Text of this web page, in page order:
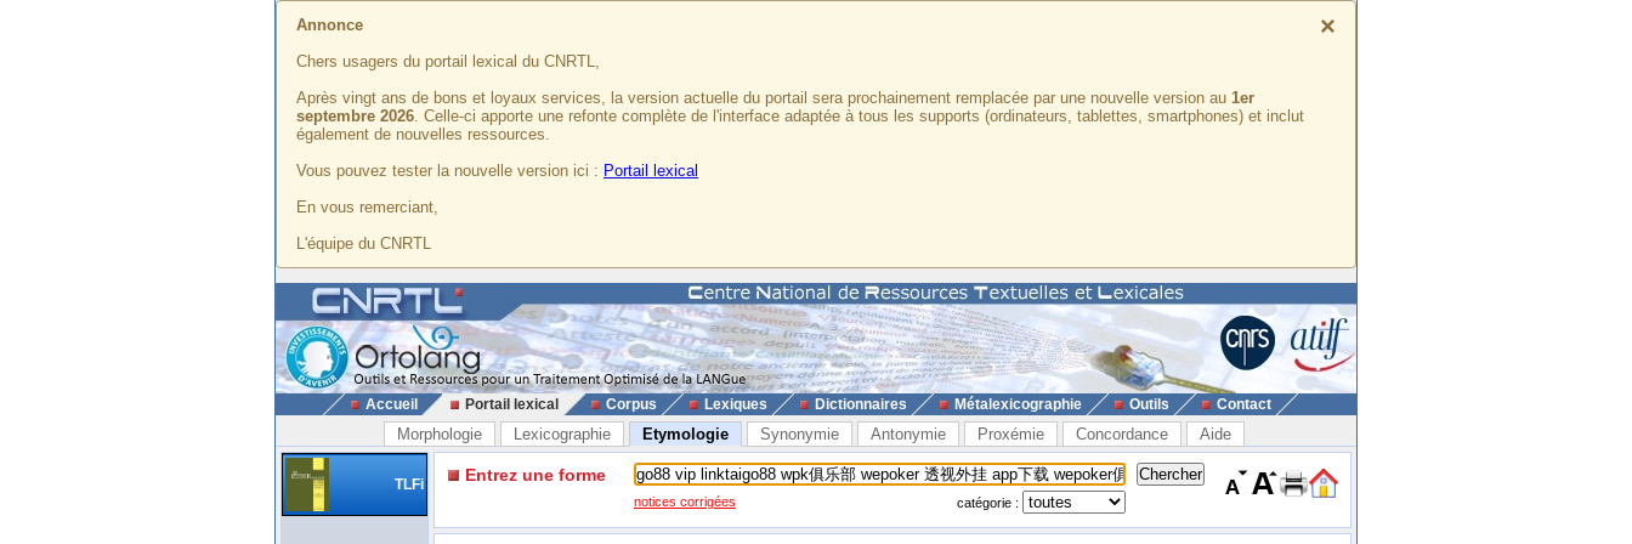
×
Annonce
Chers usagers du portail lexical du CNRTL,
Après vingt ans de bons et loyaux services, la version actuelle du portail sera prochainement remplacée par une nouvelle version au 1er
septembre 2026. Celle-ci apporte une refonte complète de l'interface adaptée à tous les supports (ordinateurs, tablettes, smartphones) et inclut
également de nouvelles ressources.
Vous pouvez tester la nouvelle version ici : Portail lexical
En vous remerciant,
L'équipe du CNRTL
Accueil Portail lexical Corpus Lexiques Dictionnaires Métalexicographie Outils Contact
Morphologie Lexicographie Etymologie Synonymie Antonymie Proxémie Concordance Aide
TLFi Entrez une forme
notices corrigées catégorie :